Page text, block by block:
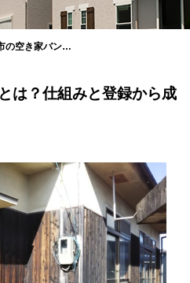
の空き家バン…
は？仕組みと登録から成